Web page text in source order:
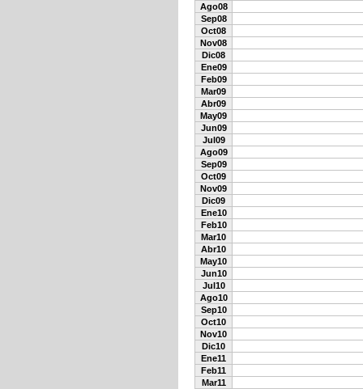
Ago08
Sep08
Oct08
Nov08
Dic08
Ene09
Feb09
Mar09
Abr09
May09
Jun09
Jul09
Ago09
Sep09
Oct09
Nov09
Dic09
Ene10
Feb10
Mar10
Abr10
May10
Jun10
Jul10
Ago10
Sep10
Oct10
Nov10
Dic10
Ene11
Feb11
Mar11